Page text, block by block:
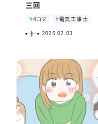
三回
4コマ 電気工事士
2025.02.03